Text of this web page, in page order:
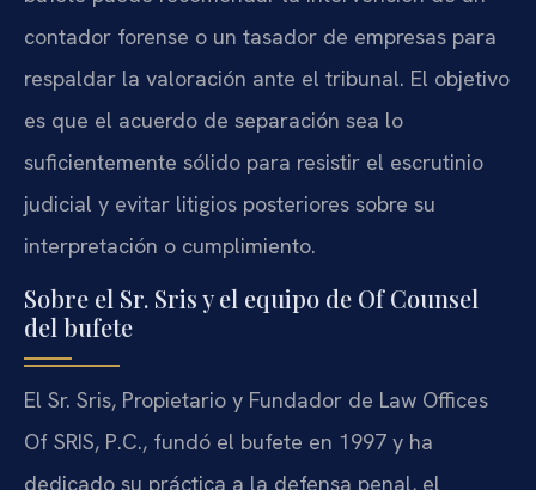
contador forense o un tasador de empresas para
respaldar la valoración ante el tribunal. El objetivo
es que el acuerdo de separación sea lo
suficientemente sólido para resistir el escrutinio
judicial y evitar litigios posteriores sobre su
interpretación o cumplimiento.
Sobre el Sr. Sris y el equipo de Of Counsel
del bufete
El Sr. Sris, Propietario y Fundador de Law Offices
Of SRIS, P.C., fundó el bufete en 1997 y ha
dedicado su práctica a la defensa penal, el